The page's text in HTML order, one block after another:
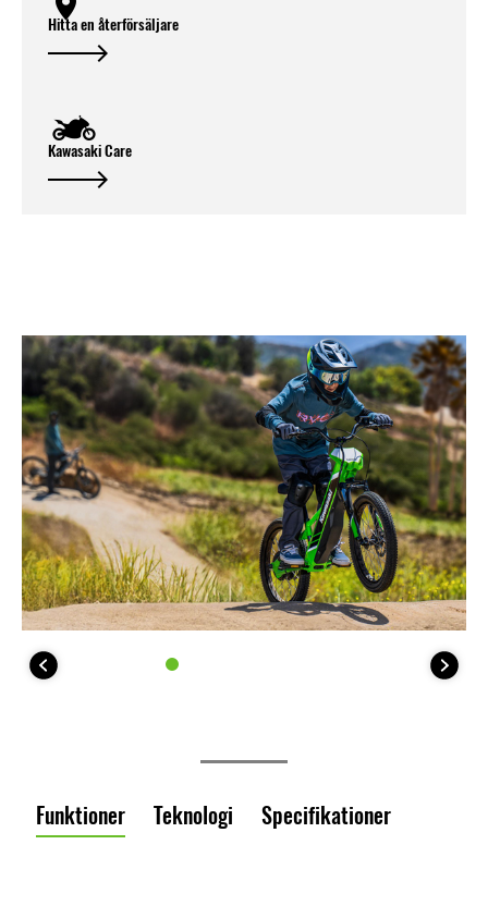
Hitta en återförsäljare
Kawasaki Care
Funktioner Teknologi Specifikationer